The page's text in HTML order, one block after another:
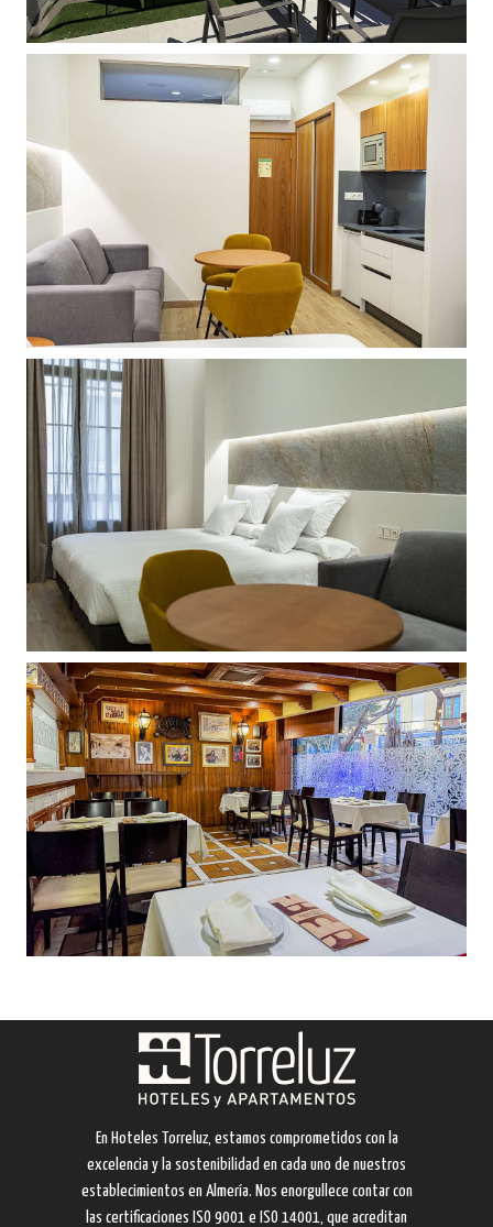
En Hoteles Torreluz, estamos comprometidos con la
excelencia y la sostenibilidad en cada uno de nuestros
establecimientos en Almería. Nos enorgullece contar con
las certificaciones ISO 9001 e ISO 14001, que acreditan